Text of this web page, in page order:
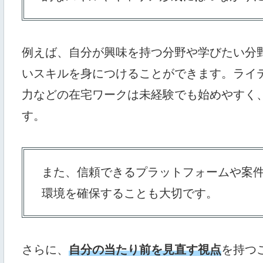
例えば、自分が興味を持つ分野や学びたい
いスキルを身につけることができます。ラ
力などの在宅ワークは未経験でも始めやす
す。
また、信頼できるプラットフォームや案
環境を確保することも大切です。
さらに、 自分の当たり前を見直す視点を持つ